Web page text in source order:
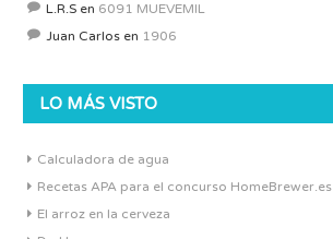
L.R.S en 6091 MUEVEMIL
Juan Carlos en 1906
LO MÁS VISTO
Calculadora de agua
Recetas APA para el concurso HomeBrewer.es
El arroz en la cerveza